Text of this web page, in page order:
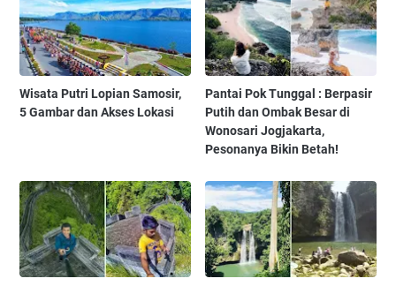
Wisata Putri Lopian Samosir,
5 Gambar dan Akses Lokasi
Pantai Pok Tunggal : Berpasir
Putih dan Ombak Besar di
Wonosari Jogjakarta,
Pesonanya Bikin Betah!